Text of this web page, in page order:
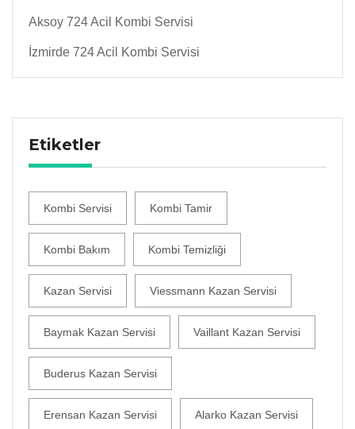
Aksoy 724 Acil Kombi Servisi
İzmirde 724 Acil Kombi Servisi
Etiketler
Kombi Servisi Kombi Tamir
Kombi Bakım Kombi Temizliği
Kazan Servisi Viessmann Kazan Servisi
Baymak Kazan Servisi Vaillant Kazan Servisi
Buderus Kazan Servisi
Erensan Kazan Servisi Alarko Kazan Servisi